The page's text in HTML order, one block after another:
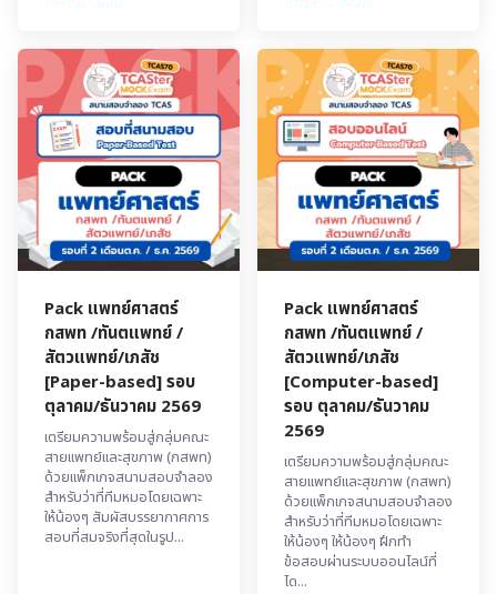
Pack แพทย์ศาสตร์
กสพท /ทันตแพทย์ /
สัตวแพทย์/เภสัช
[Paper-based] รอบ
ตุลาคม/ธันวาคม 2569
เตรียมความพร้อมสู่กลุ่มคณะ
สายแพทย์และสุขภาพ (กสพท)
ด้วยแพ็กเกจสนามสอบจำลอง
สำหรับว่าที่ทีมหมอโดยเฉพาะ
ให้น้องๆ สัมผัสบรรยากาศการ
สอบที่สมจริงที่สุดในรูป...
Pack แพทย์ศาสตร์
กสพท /ทันตแพทย์ /
สัตวแพทย์/เภสัช
[Computer-based]
รอบ ตุลาคม/ธันวาคม
2569
เตรียมความพร้อมสู่กลุ่มคณะ
สายแพทย์และสุขภาพ (กสพท)
ด้วยแพ็กเกจสนามสอบจำลอง
สำหรับว่าที่ทีมหมอโดยเฉพาะ
ให้น้องๆ ให้น้องๆ ฝึกทำ
ข้อสอบผ่านระบบออนไลน์ที่
ได...